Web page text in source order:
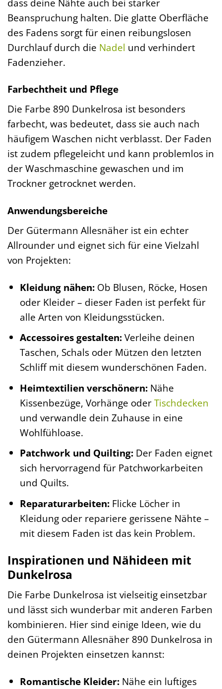
Beanspruchung halten. Die glatte Oberfläche
des Fadens sorgt für einen reibungslosen
Durchlauf durch die Nadel und verhindert
Fadenzieher.
Farbechtheit und Pflege
Die Farbe 890 Dunkelrosa ist besonders
farbecht, was bedeutet, dass sie auch nach
häufigem Waschen nicht verblasst. Der Faden
ist zudem pflegeleicht und kann problemlos in
der Waschmaschine gewaschen und im
Trockner getrocknet werden.
Anwendungsbereiche
Der Gütermann Allesnäher ist ein echter
Allrounder und eignet sich für eine Vielzahl
von Projekten:
Kleidung nähen:Ob Blusen, Röcke, Hosen
oder Kleider – dieser Faden ist perfekt für
alle Arten von Kleidungsstücken.
Accessoires gestalten:Verleihe deinen
Taschen, Schals oder Mützen den letzten
Schliff mit diesem wunderschönen Faden.
Heimtextilien verschönern:Nähe
Kissenbezüge, Vorhänge oderTischdecken
und verwandle dein Zuhause in eine
Wohlfühloase.
Patchwork und Quilting:Der Faden eignet
sich hervorragend für Patchworkarbeiten
und Quilts.
Reparaturarbeiten:Flicke Löcher in
Kleidung oder repariere gerissene Nähte –
mit diesem Faden ist das kein Problem.
Inspirationen und Nähideen mit
Dunkelrosa
Die Farbe Dunkelrosa ist vielseitig einsetzbar
und lässt sich wunderbar mit anderen Farben
kombinieren. Hier sind einige Ideen, wie du
den Gütermann Allesnäher 890 Dunkelrosa in
deinen Projekten einsetzen kannst:
Romantische Kleider:Nähe ein luftiges